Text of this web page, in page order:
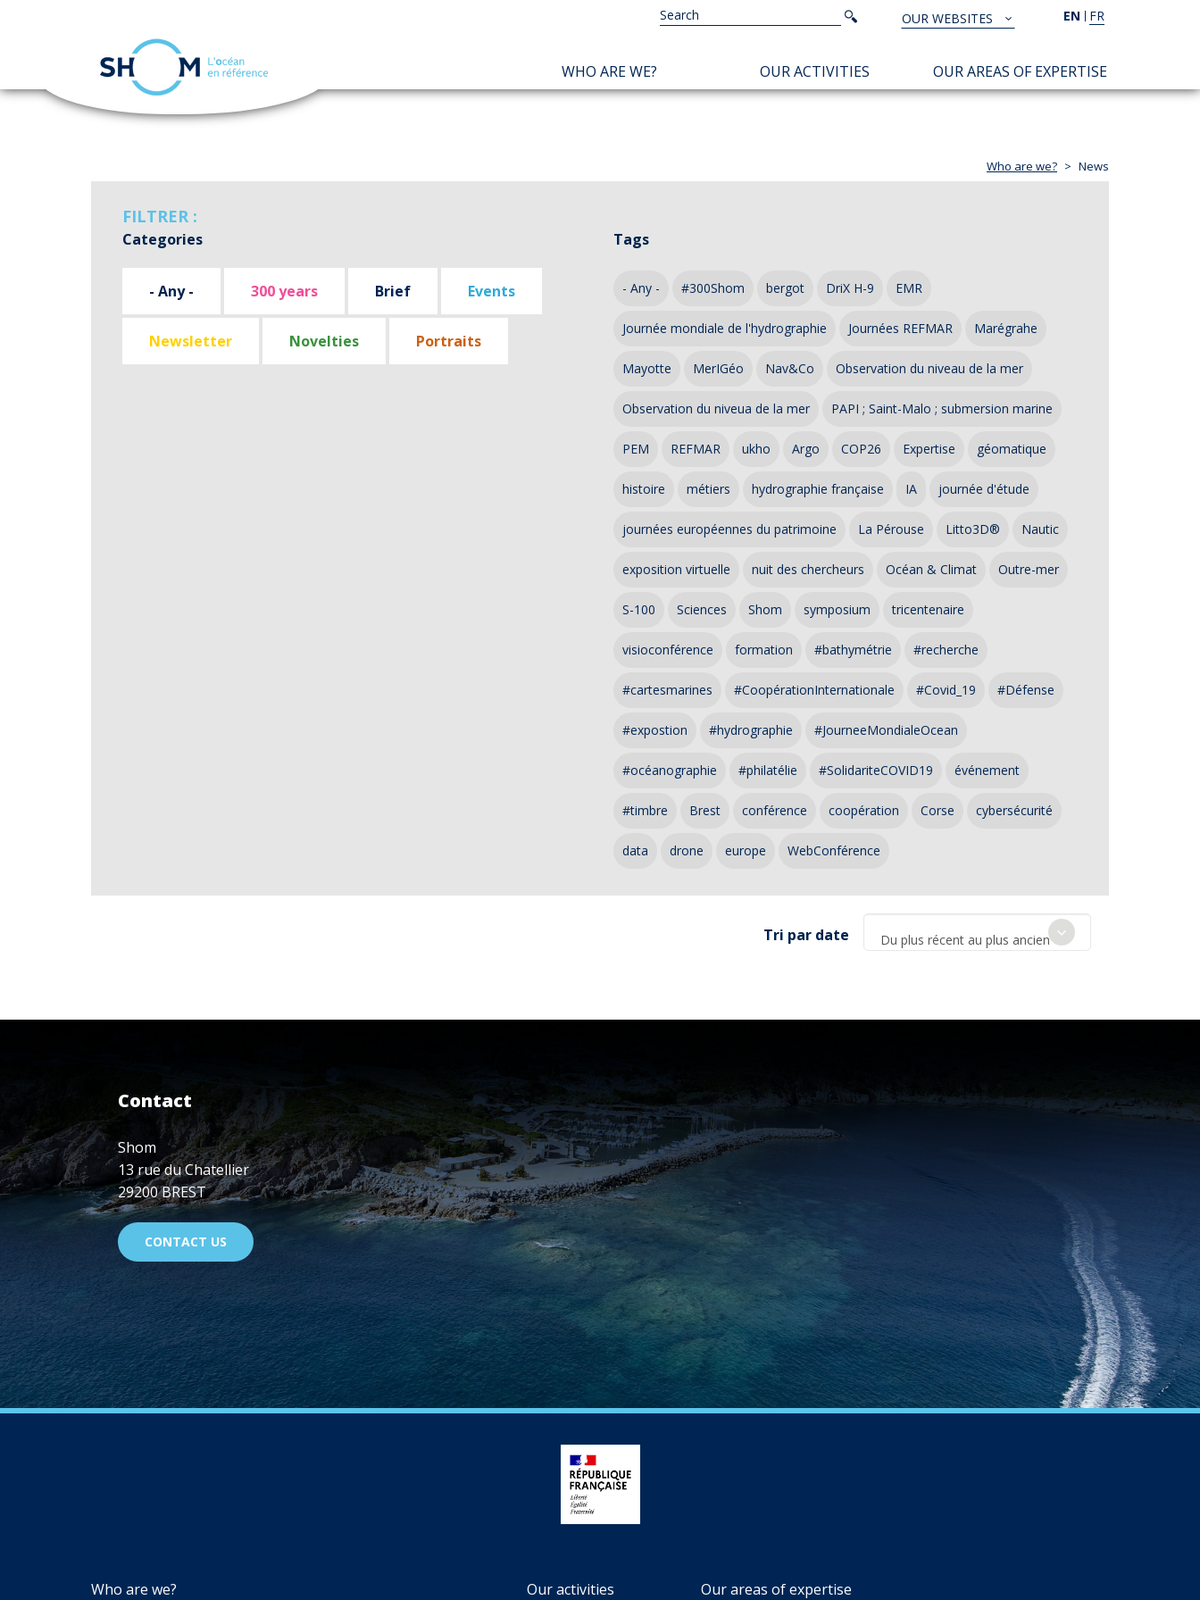
Skip
EN FR
TOUS
NOS
SITES
OUR WEBSITES
Search
Search
NAVIGATION
PRINCIPALE
WHO ARE WE? OUR ACTIVITIES OUR AREAS OF EXPERTISE
Who are we? News
FILTRER :
Categories
- Any - 300 years Brief Events
Newsletter Novelties Portraits
Tags
- Any - #300Shom bergot DriX H-9 EMR
Journée mondiale de l'hydrographie Journées REFMAR Marégrahe
Mayotte MerIGéo Nav&Co Observation du niveau de la mer
Observation du niveua de la mer PAPI ; Saint-Malo ; submersion marine
PEM REFMAR ukho Argo COP26 Expertise géomatique
histoire métiers hydrographie française IA journée d'étude
journées européennes du patrimoine La Pérouse Litto3D® Nautic
exposition virtuelle nuit des chercheurs Océan & Climat Outre-mer
S-100 Sciences Shom symposium tricentenaire
visioconférence formation #bathymétrie #recherche
#cartesmarines #CoopérationInternationale #Covid_19 #Défense
#expostion #hydrographie #JourneeMondialeOcean
#océanographie #philatélie #SolidariteCOVID19 événement
#timbre Brest conférence coopération Corse cybersécurité
data drone europe WebConférence
Tri par date Du plus récent au plus ancien
Contact
Shom
13 rue du Chatellier
29200 BREST
CONTACT US
NAVIGATION
Who are we? Our activities Our areas of expertise